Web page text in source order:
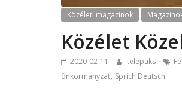
Közéleti magazinok
Közélet
2020-02-11 telepaks
önkormányzat, Sprich Deutsch